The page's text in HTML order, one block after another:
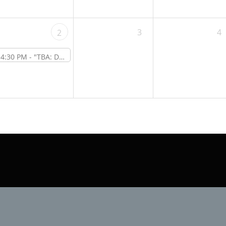
2
4:30 PM - "TBA: DIY-Kamera-Slider" – Online-Workshop
3 4